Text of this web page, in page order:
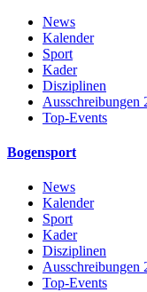
News
Kalender
Sport
Kader
Disziplinen
Ausschreibungen
Top-Events
Bogensport
News
Kalender
Sport
Kader
Disziplinen
Ausschreibungen
Top-Events